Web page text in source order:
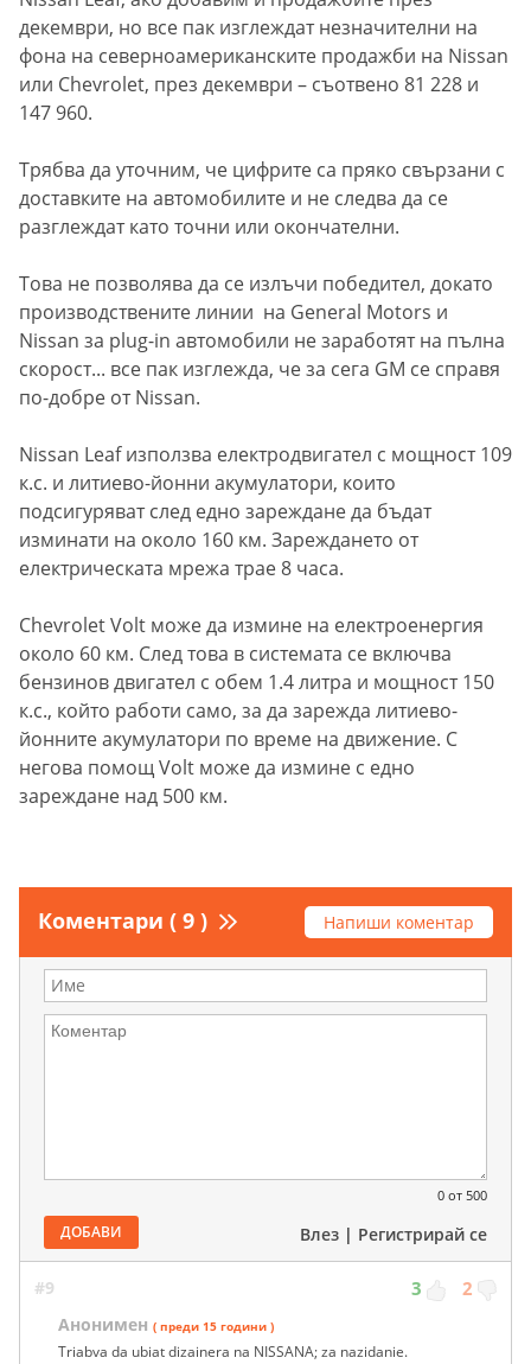
декември, но все пак изглеждат незначителни на
фона на северноамериканските продажби на Nissan
или Chevrolet, през декември – съотвено 81 228 и
147 960.
Трябва да уточним, че цифрите са пряко свързани с
доставките на автомобилите и не следва да се
разглеждат като точни или окончателни.
Това не позволява да се излъчи победител, докато
производствените линии на General Motors и
Nissan за plug-in автомобили не заработят на пълна
скорост... все пак изглежда, че за сега GM се справя
по-добре от Nissan.
Nissan Leaf използва електродвигател с мощност 109
к.с. и литиево-йонни акумулатори, които
подсигуряват след едно зареждане да бъдат
изминати на около 160 км. Зареждането от
електрическата мрежа трае 8 часа.
Chevrolet Volt може да измине на електроенергия
около 60 км. След това в системата се включва
бензинов двигател с обем 1.4 литра и мощност 150
к.с., който работи само, за да зарежда литиево-
йонните акумулатори по време на движение. С
негова помощ Volt може да измине с едно
зареждане над 500 км.
Коментари ( 9 ) Напиши коментар
0 от 500
ДОБАВИ Влез | Регистрирай се
#9 3 2
Анонимен ( преди 15 години )
Triabva da ubiat dizainera na NISSANA; za nazidanie.